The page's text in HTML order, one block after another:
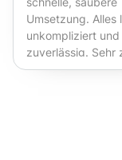
Umsetzung. Alles
unkompliziert und
zuverlässig. Sehr
empfehlen!